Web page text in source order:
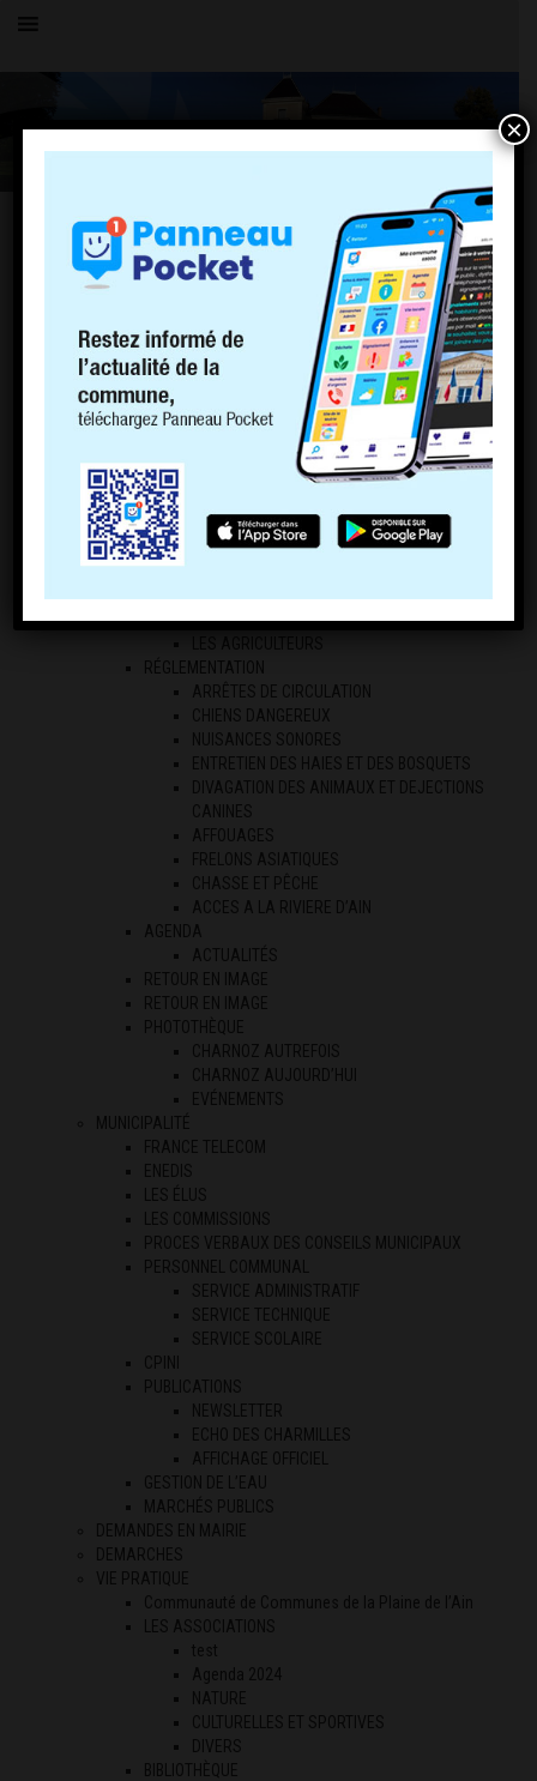
OK
Vous parcourez actuellement les archives du blogMairie de Charnoz
pour octobre 2020.
PAGES
PLU
ACCUEIL
LE VILLAGE
HISTOIRE
COMMERCE
ECONOMIE LOCALE
LES PROFESSIONNELS
RÉGLEMENTATION
ARRÊTES DE CIRCULATION
CHIENS DANGEREUX
NUISANCES SONORES
ENTRETIEN DES HAIES ET DES BOSQUETS
DIVAGATION DES ANIMAUX ET DEJECTIONS
CANINES
AFFOUAGES
FRELONS ASIATIQUES
CHASSE ET PÊCHE
ACCES A LA RIVIERE D’AIN
AGENDA
ACTUALITÉS
RETOUR EN IMAGE
RETOUR EN IMAGE
PHOTOTHÈQUE
CHARNOZ AUTREFOIS
CHARNOZ AUJOURD’HUI
EVÉNEMENTS
MUNICIPALITÉ
FRANCE TELECOM
ENEDIS
LES ÉLUS
LES COMMISSIONS
PROCES VERBAUX DES CONSEILS MUNICIPAUX
PERSONNEL COMMUNAL
SERVICE ADMINISTRATIF
SERVICE TECHNIQUE
SERVICE SCOLAIRE
CPINI
PUBLICATIONS
NEWSLETTER
ECHO DES CHARMILLES
AFFICHAGE OFFICIEL
GESTION DE L’EAU
MARCHÉS PUBLICS
DEMANDES EN MAIRIE
DEMARCHES
VIE PRATIQUE
Communauté de Communes de la Plaine de l’Ain
LES ASSOCIATIONS
test
Agenda 2024
NATURE
CULTURELLES ET SPORTIVES
DIVERS
BIBLIOTHÈQUE
×